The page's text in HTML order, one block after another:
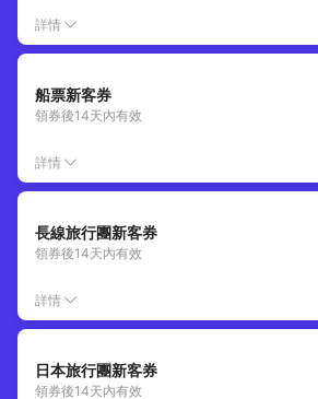
詳情
船票新客券
領券後14天內有效
詳情
長線旅行團新客券
領券後14天內有效
詳情
日本旅行團新客券
領券後14天內有效